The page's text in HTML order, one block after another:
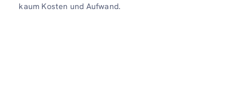
kaum Kosten und Aufwand.